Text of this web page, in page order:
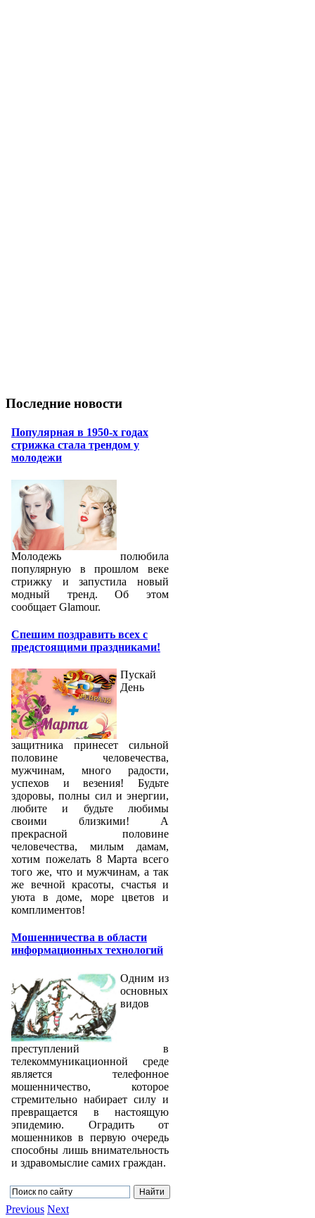
Последние новости
Популярная в 1950-х годах
стрижка стала трендом у
молодежи
Молодежь полюбила
популярную в прошлом веке
стрижку и запустила новый
модный тренд. Об этом
сообщает Glamour.
Спешим поздравить всех с
предстоящими праздниками!
Пускай
День
защитника принесет сильной
половине человечества,
мужчинам, много радости,
успехов и везения! Будьте
здоровы, полны сил и энергии,
любите и будьте любимы
своими близкими! А
прекрасной половине
человечества, милым дамам,
хотим пожелать 8 Марта всего
того же, что и мужчинам, а так
же вечной красоты, счастья и
уюта в доме, море цветов и
комплиментов!
Мошенничества в области
информационных технологий
Одним из
основных
видов
преступлений в
телекоммуникационной среде
является телефонное
мошенничество, которое
стремительно набирает силу и
превращается в настоящую
эпидемию. Оградить от
мошенников в первую очередь
способны лишь внимательность
и здравомыслие самих граждан.
Previous Next